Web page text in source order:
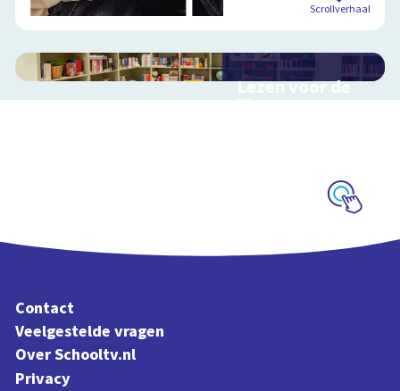
Scrollverhaal
Lezen voor de
lijst
Contact
Veelgestelde vragen
Over Schooltv.nl
Privacy